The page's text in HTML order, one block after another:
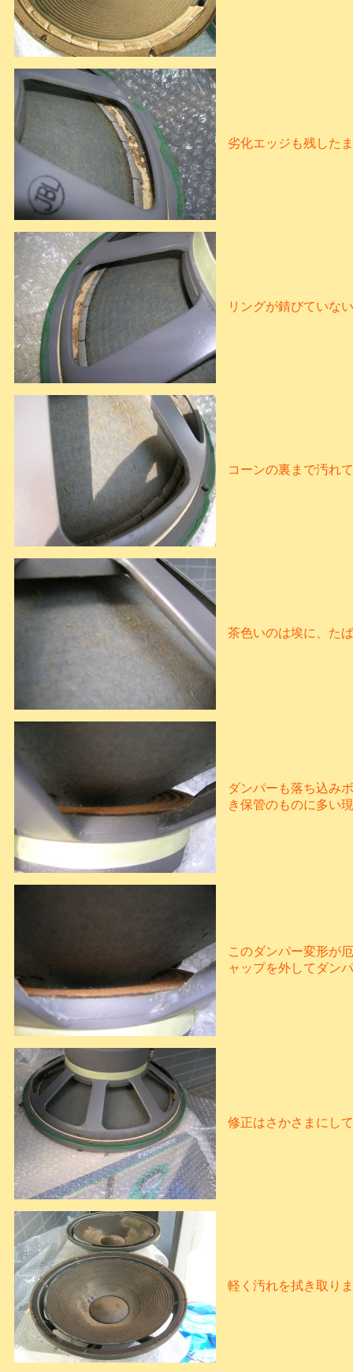
劣化エッジも残した
リングが錆びていな
コーンの裏まで汚れ
茶色いのは埃に、た
ダンパーも落ち込み
き保管のものに多い
このダンパー変形が
ャップを外してダン
修正はさかさまにし
軽く汚れを拭き取り